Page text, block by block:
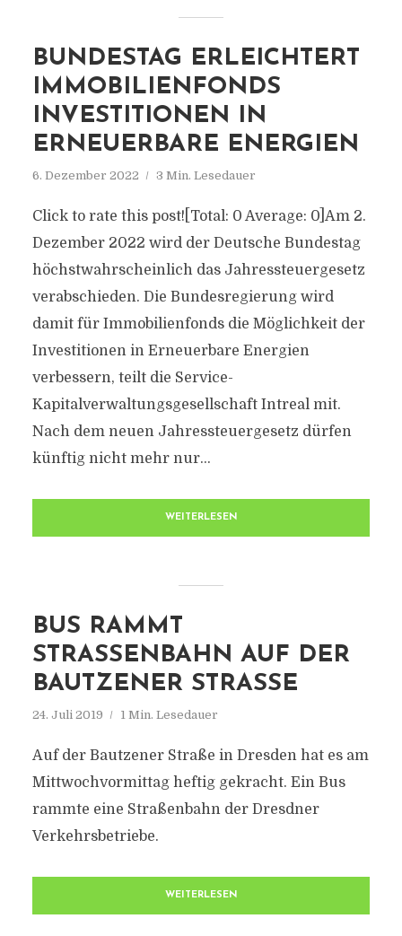
BUNDESTAG ERLEICHTERT
IMMOBILIENFONDS
INVESTITIONEN IN
ERNEUERBARE ENERGIEN
6. Dezember 2022 3 Min. Lesedauer
Click to rate this post![Total: 0 Average: 0]Am 2.
Dezember 2022 wird der Deutsche Bundestag
höchstwahrscheinlich das Jahressteuergesetz
verabschieden. Die Bundesregierung wird
damit für Immobilienfonds die Möglichkeit der
Investitionen in Erneuerbare Energien
verbessern, teilt die Service-
Kapitalverwaltungsgesellschaft Intreal mit.
Nach dem neuen Jahressteuergesetz dürfen
künftig nicht mehr nur...
WEITERLESEN
BUS RAMMT
STRASSENBAHN AUF DER B
AUTZENER STRASSE
24. Juli 2019 1 Min. Lesedauer
Auf der Bautzener Straße in Dresden hat es am
Mittwochvormittag heftig gekracht. Ein Bus
rammte eine Straßenbahn der Dresdner
Verkehrsbetriebe.
WEITERLESEN